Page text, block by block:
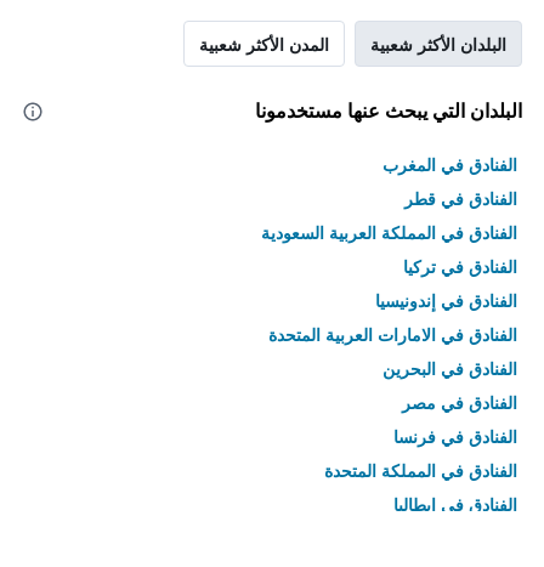
البلدان الأكثر شعبية المدن الأكثر شعبية
البلدان التي يبحث عنها مستخدمونا
الفنادق في المغرب
الفنادق في قطر
الفنادق في المملكة العربية السعودية
الفنادق في تركيا
الفنادق في إندونيسيا
الفنادق في الامارات العربية المتحدة
الفنادق في البحرين
الفنادق في مصر
الفنادق في فرنسا
الفنادق في المملكة المتحدة
الفنادق في إيطاليا